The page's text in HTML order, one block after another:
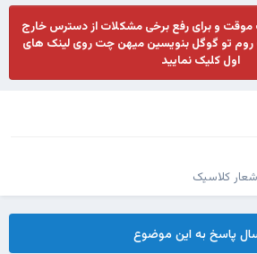
و برای رفع برخی مشکلات از دسترس خارج
تو گوگل بنویسین میهن چت روی لینک های
اول کلیک نمایید
کلاسیک
پاسخ به این موضوع